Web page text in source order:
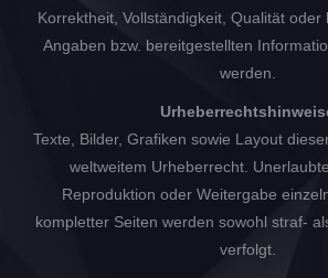
Korrektheit, Vollständigkeit, Qualität oder
Angaben bzw. bereitgestellten
werden.
Texte, Bilder, Grafiken sowie Layout
weltweitem Urheberrecht.
Reproduktion oder Weitergabe
kompletter Seiten werden sowohl straf-
verfolgt.